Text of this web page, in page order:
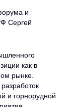
и
Сергей
как в
рынке.
и горнорудной